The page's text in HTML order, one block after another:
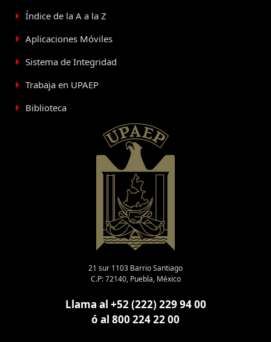
Índice de la A a la Z
Aplicaciones Móviles
Sistema de Integridad
Trabaja en UPAEP
Biblioteca
21 sur 1103 Barrio Santiago
C.P: 72140, Puebla, México
Llama al +52 (222) 229 94 00
ó al 800 224 22 00